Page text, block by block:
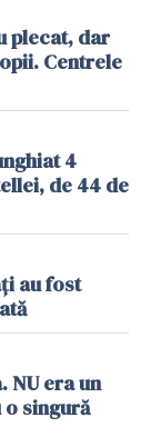
plecat, dar
Centrele
4
de 44 de
au fost
NU era un
singură